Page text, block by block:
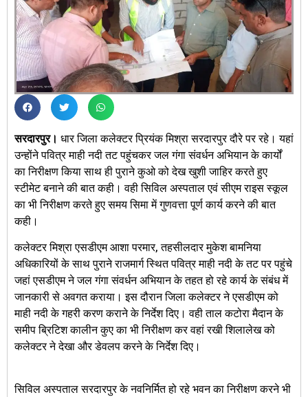
सरदारपुर। धार जिला कलेक्टर प्रियंक मिश्रा सरदारपुर दौरे पर रहे। यहां
उन्होंने पवित्र माही नदी तट पहुंचकर जल गंगा संवर्धन अभियान के कार्यों
का निरीक्षण किया साथ ही पुराने कुओ को देख खुशी जाहिर करते हुए
स्टीमेट बनाने की बात कही। वही सिविल अस्पताल एवं सीएम राइस स्कूल
का भी निरीक्षण करते हुए समय सिमा में गुणवत्ता पूर्ण कार्य करने की बात
कही।
कलेक्टर मिश्रा एसडीएम आशा परमार, तहसीलदार मुकेश बामनिया
अधिकारियों के साथ पुराने राजमार्ग स्थित पवित्र माही नदी के तट पर पहुंचे
जहां एसडीएम ने जल गंगा संवर्धन अभियान के तहत हो रहे कार्य के संबंध में
जानकारी से अवगत कराया। इस दौरान जिला कलेक्टर ने एसडीएम को
माही नदी के गहरी करण कराने के निर्देश दिए। वही ताल कटोरा मैदान के
समीप ब्रिटिश कालीन कुए का भी निरीक्षण कर वहां रखी शिलालेख को
कलेक्टर ने देखा और डेवलप करने के निर्देश दिए।
सिविल अस्पताल सरदारपुर के नवनिर्मित हो रहे भवन का निरीक्षण करने भी